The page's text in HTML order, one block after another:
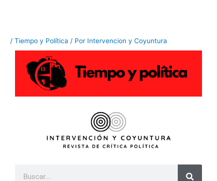
/Tiempo y Política / Por Intervencion y Coyuntura